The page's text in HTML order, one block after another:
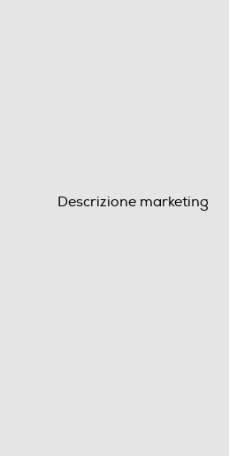
Descrizione marketing